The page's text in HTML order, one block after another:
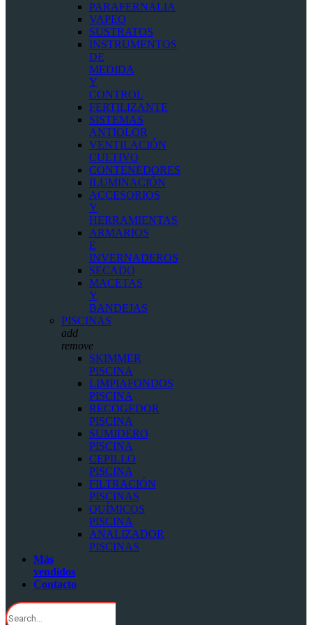
PARAFERNALIA
VAPEO
SUSTRATOS
INSTRUMENTOS
DE
MEDIDA
Y
CONTROL
FERTILIZANTE
SISTEMAS
ANTIOLOR
VENTILACIÓN
CULTIVO
CONTENEDORES
ILUMINACIÓN
ACCESORIOS
Y
HERRAMIENTAS
ARMARIOS
E
INVERNADEROS
SECADO
MACETAS
Y
BANDEJAS
PISCINAS
add
remove
SKIMMER
PISCINA
LIMPIAFONDOS
PISCINA
RECOGEDOR
PISCINA
SUMIDERO
PISCINA
CEPILLO
PISCINA
FILTRACIÓN
PISCINAS
QUÍMICOS
PISCINA
ANALIZADOR
PISCINAS
Más
vendidos
Contacto